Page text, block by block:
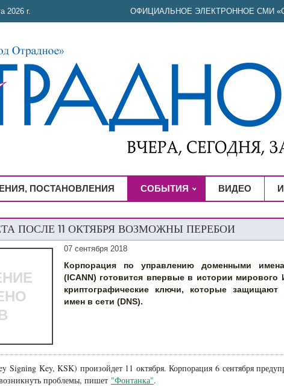
2026 г. ОФИЦИАЛЬНОЕ ЭЛЕКТРОННОЕ СМИ
ПОСТАНОВЛЕНИЯ СОБЫТИЯ ВИДЕО
ПОСЛЕ 11 ОКТЯБРЯ ВОЗМОЖНЫ ПЕРЕБОИ
07 сентября 2018
Корпорация по управлению доменными
(ICANN) готовится впервые в истории мирового
криптографические ключи, которые защищают
имен в сети (DNS).
Signing Key, KSK) произойдет 11 октября. Корпорация 6 сентября
проблемы, пишет "Фонтанка".